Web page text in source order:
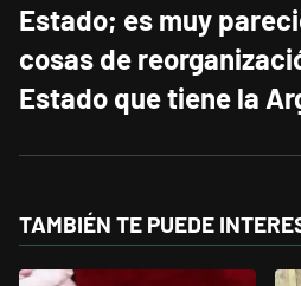
Estado; es muy
cosas de
Estado que tiene la
TAMBIÉN TE PUEDE